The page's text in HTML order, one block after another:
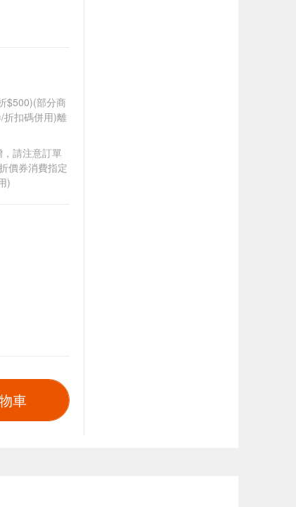
$500)(部分商
折扣碼併用)離
請注意訂單
價券消費指定
)
車